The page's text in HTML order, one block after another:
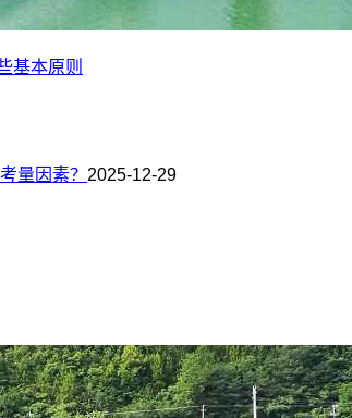
基本原则
量因素？ 2025-12-29